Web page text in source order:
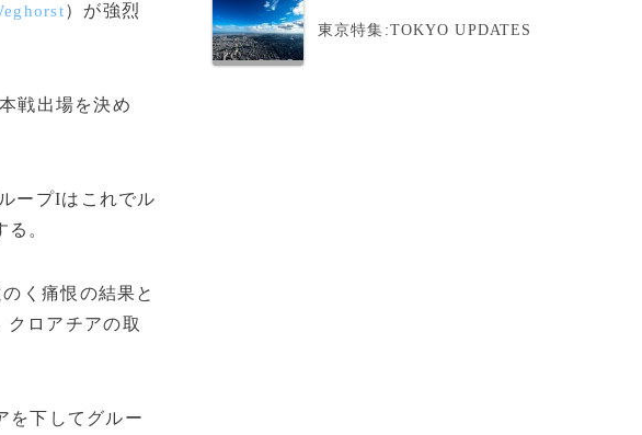
）が強烈
戦出場を決め
ープIはこれでル
。
く痛恨の結果と
クロアチアの取
を下してグルー
東京特集:TOKYO UPDATES